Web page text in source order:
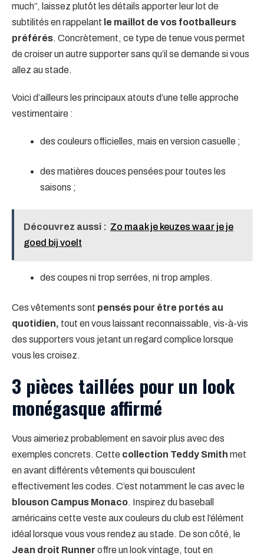
much”, laissez plutôt les détails apporter leur lot de
subtilités en rappelant le maillot de vos footballeurs
préférés. Concrètement, ce type de tenue vous permet
de croiser un autre supporter sans qu’il se demande si vous
allez au stade.
Voici d’ailleurs les principaux atouts d’une telle approche
vestimentaire :
des couleurs officielles, mais en version casuelle ;
des matières douces pensées pour toutes les
saisons ;
Découvrez aussi : Zo maak je keuzes waar je je
goed bij voelt
des coupes ni trop serrées, ni trop amples.
Ces vêtements sont pensés pour être portés au
quotidien, tout en vous laissant reconnaissable, vis-à-vis
des supporters vous jetant un regard complice lorsque
vous les croisez.
3 pièces taillées pour un look
monégasque affirmé
Vous aimeriez probablement en savoir plus avec des
exemples concrets. Cette collection Teddy Smith met
en avant différents vêtements qui bousculent
effectivement les codes. C’est notamment le cas avec le
blouson Campus Monaco. Inspirez du baseball
américains cette veste aux couleurs du club est l’élément
idéal lorsque vous vous rendez au stade. De son côté, le
Jean droit Runner offre un look vintage, tout en